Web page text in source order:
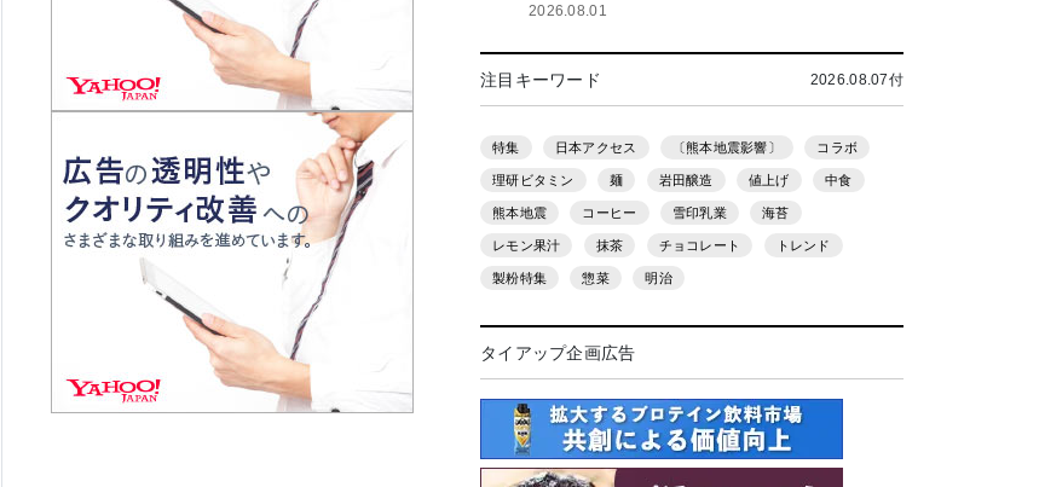
2026.08.01
注目キーワード 2026.08.07付
特集 日本アクセス 〔熊本地震影響〕 コラボ
理研ビタミン 麺 岩田醸造 値上げ 中食
熊本地震 コーヒー 雪印乳業 海苔
レモン果汁 抹茶 チョコレート トレンド
製粉特集 惣菜 明治
タイアップ企画広告